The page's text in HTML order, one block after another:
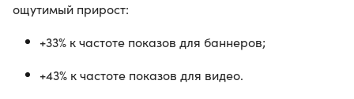
ощутимый прирост:
+33% к частоте показов для баннеров;
+43% к частоте показов для видео.